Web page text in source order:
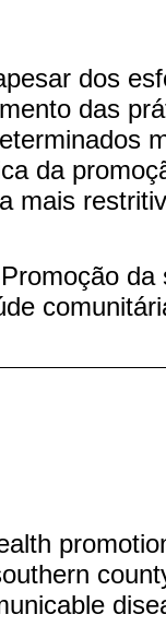
dos
das
da
mais
Promoção da